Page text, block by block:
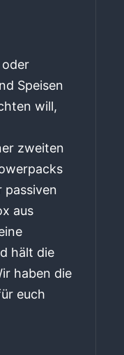
oder
Speisen
will,
zweiten
aus
hält die
haben die
euch